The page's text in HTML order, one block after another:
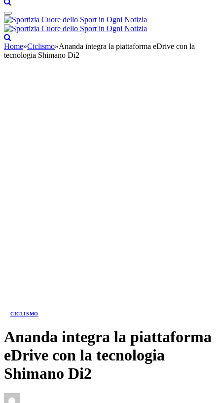
Home»Ciclismo»Ananda integra la piattaforma eDrive con la
tecnologia Shimano Di2
CICLISMO
Ananda integra la piattaforma
eDrive con la tecnologia
Shimano Di2